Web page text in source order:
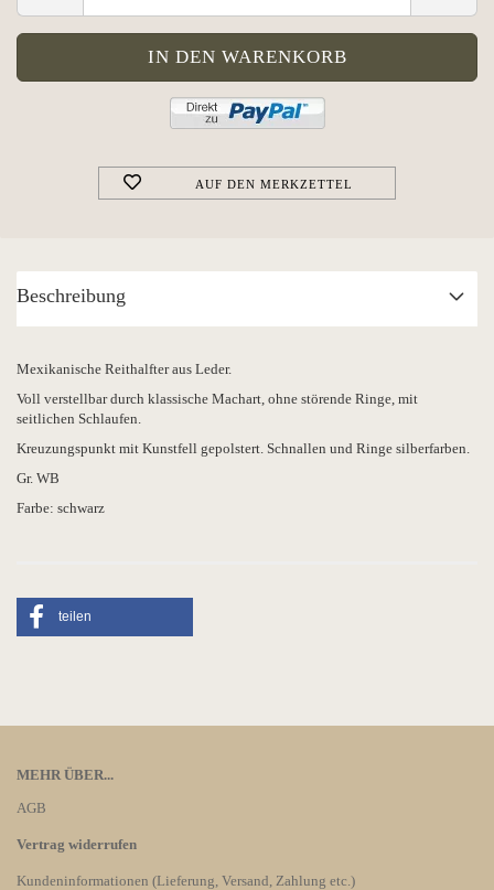
AUF DEN MERKZETTEL
Beschreibung
Mexikanische Reithalfter aus Leder.
Voll verstellbar durch klassische Machart, ohne störende Ringe, mit
seitlichen Schlaufen.
Kreuzungspunkt mit Kunstfell gepolstert. Schnallen und Ringe silberfarben.
Gr. WB
Farbe: schwarz
teilen
MEHR ÜBER...
AGB
Vertrag widerrufen
Kundeninformationen (Lieferung, Versand, Zahlung etc.)